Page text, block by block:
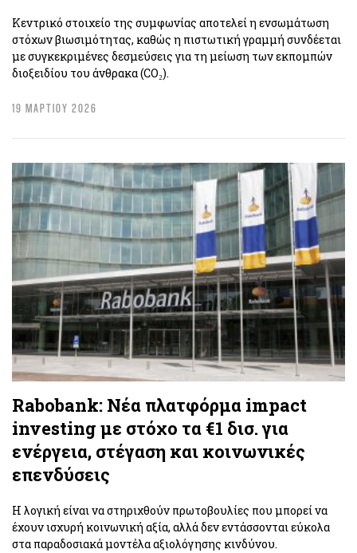
Κεντρικό στοιχείο της συμφωνίας αποτελεί η ενσωμάτωση
στόχων βιωσιμότητας, καθώς η πιστωτική γραμμή συνδέεται
με συγκεκριμένες δεσμεύσεις για τη μείωση των εκπομπών
διοξειδίου του άνθρακα (CO₂).
19 ΜΑΡΤΙΟΥ 2026
Rabobank: Νέα πλατφόρμα impact
investing με στόχο τα €1 δισ. για
ενέργεια, στέγαση και κοινωνικές
επενδύσεις
Η λογική είναι να στηριχθούν πρωτοβουλίες που μπορεί να
έχουν ισχυρή κοινωνική αξία, αλλά δεν εντάσσονται εύκολα
στα παραδοσιακά μοντέλα αξιολόγησης κινδύνου.